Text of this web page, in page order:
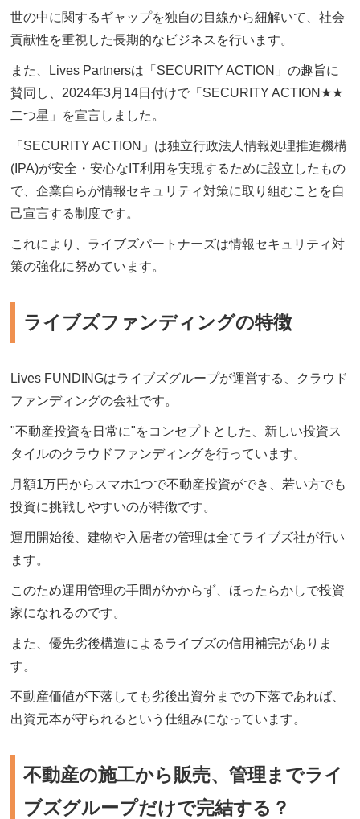
世の中に関するギャップを独自の目線から紐解いて、社会
貢献性を重視した長期的なビジネスを行います。
また、Lives Partnersは「SECURITY ACTION」の趣旨に
賛同し、2024年3月14日付けで「SECURITY ACTION★★
二つ星」を宣言しました。
「SECURITY ACTION」は独立行政法人情報処理推進機構
(IPA)が安全・安心なIT利用を実現するために設立したもの
で、企業自らが情報セキュリティ対策に取り組むことを自
己宣言する制度です。
これにより、ライブズパートナーズは情報セキュリティ対
策の強化に努めています。
ライブズファンディングの特徴
Lives FUNDINGはライブズグループが運営する、クラウド
ファンディングの会社です。
"不動産投資を日常に"をコンセプトとした、新しい投資ス
タイルのクラウドファンディングを行っています。
月額1万円からスマホ1つで不動産投資ができ、若い方でも
投資に挑戦しやすいのが特徴です。
運用開始後、建物や入居者の管理は全てライブズ社が行い
ます。
このため運用管理の手間がかからず、ほったらかしで投資
家になれるのです。
また、優先劣後構造によるライブズの信用補完がありま
す。
不動産価値が下落しても劣後出資分までの下落であれば、
出資元本が守られるという仕組みになっています。
不動産の施工から販売、管理までライ
ブズグループだけで完結する？